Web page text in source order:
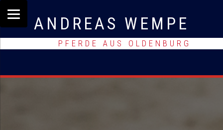
ANDREAS WEMPE
PFERDE AUS OLDENBURG